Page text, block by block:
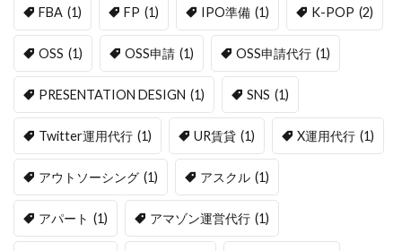
FBA (1) FP (1) IPO準備 (1) K-POP (2)
OSS (1) OSS申請 (1) OSS申請代行 (1)
PRESENTATION DESIGN (1) SNS (1)
Twitter運用代行 (1) UR賃貸 (1) X運用代行 (1)
アウトソーシング (1) アスクル (1)
アパート (1) アマゾン運営代行 (1)